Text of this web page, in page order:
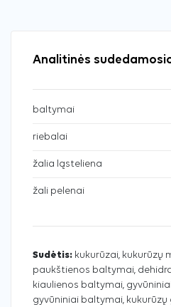
Analitinės
baltymai
riebalai
žalia ląsteliena
žali pelenai
Sudėtis: kukurūzai, kukurūzų
paukštienos baltymai,
kiaulienos baltymai,
gyvūniniai baltymai, kukurūzų